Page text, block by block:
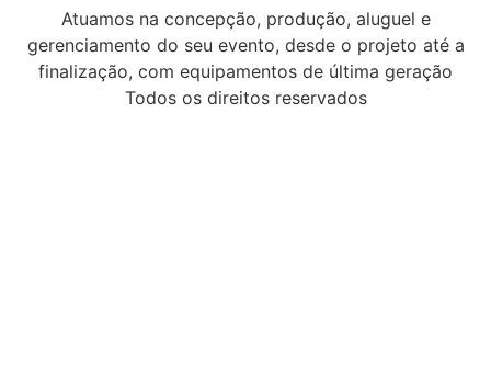
Atuamos na concepção, produção, aluguel e
gerenciamento do seu evento, desde o projeto até a
finalização, com equipamentos de última geração
Todos os direitos reservados